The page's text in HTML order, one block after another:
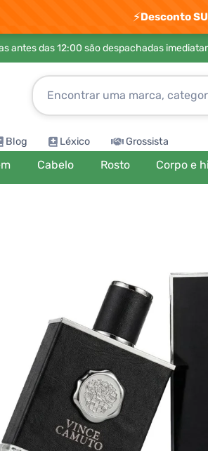
⚡Desconto
antes das 12:00 são despachadas
Blog Léxico Grossista
Cabelo Rosto Corpo e